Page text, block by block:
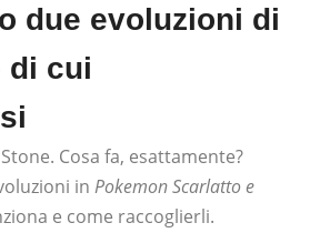
due evoluzioni di
di cui
Cosa fa, esattamente?
in Pokemon Scarlatto e
e come raccoglierli.